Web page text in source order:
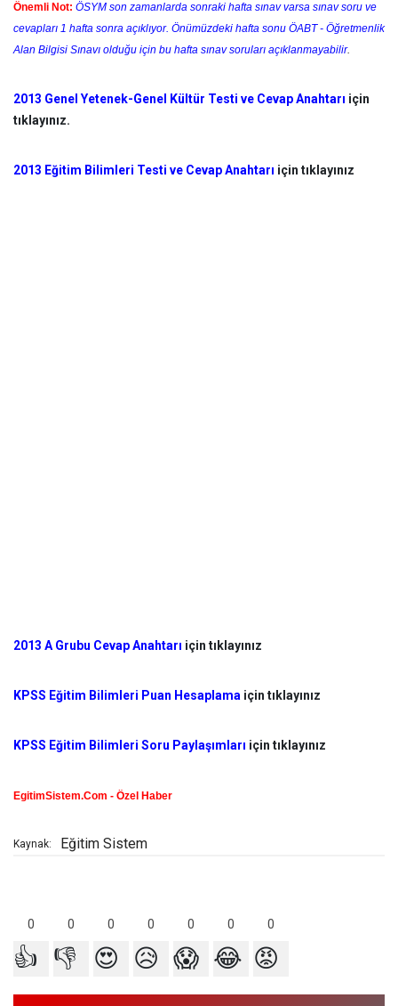
Önemli Not: ÖSYM son zamanlarda sonraki hafta sınav varsa sınav soru ve
cevapları 1 hafta sonra açıklıyor. Önümüzdeki hafta sonu ÖABT - Öğretmenlik
Alan Bilgisi Sınavı olduğu için bu hafta sınav soruları açıklanmayabilir.
2013 Genel Yetenek-Genel Kültür Testi ve Cevap Anahtarı için
tıklayınız.
2013 Eğitim Bilimleri Testi ve Cevap Anahtarı için tıklayınız
2013 A Grubu Cevap Anahtarı için tıklayınız
KPSS Eğitim Bilimleri Puan Hesaplama için tıklayınız
KPSS Eğitim Bilimleri Soru Paylaşımları için tıklayınız
EgitimSistem.Com - Özel Haber
Kaynak: Eğitim Sistem
0 0 0 0 0 0 0
👍 👎 😍 😥 😱 😂 😡